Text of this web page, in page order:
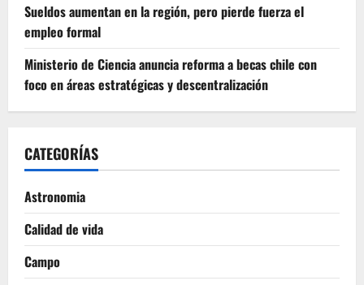
Sueldos aumentan en la región, pero pierde fuerza el
empleo formal
Ministerio de Ciencia anuncia reforma a becas chile con
foco en áreas estratégicas y descentralización
CATEGORÍAS
Astronomia
Calidad de vida
Campo